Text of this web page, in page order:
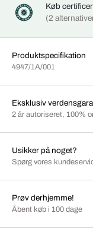
Køb
(2
Produktspecifikation
4947/1A/001
Eksklusiv
2 år autoriseret, 100%
Usikker på noget?
Spørg vores
Prøv derhjemme!
Åbent køb i 100 dage